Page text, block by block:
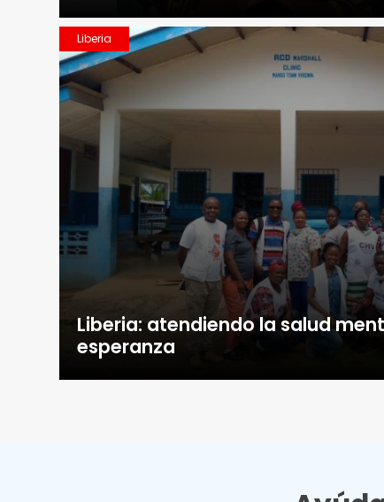
Liberia
Liberia: atendiendo la salud
esperanza